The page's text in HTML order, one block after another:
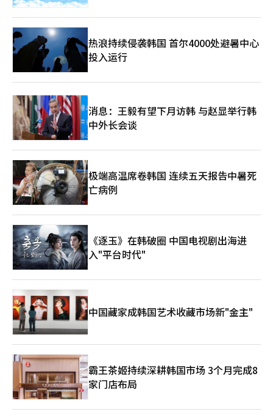
热浪持续侵袭韩国 首尔4000处避暑中心
投入运行
消息：王毅有望下月访韩 与赵显举行韩
中外长会谈
极端高温席卷韩国 连续五天报告中暑死
亡病例
《逐玉》在韩破圈 中国电视剧出海进
入"平台时代"
中国藏家成韩国艺术收藏市场新"金主"
霸王茶姬持续深耕韩国市场 3个月完成8
家门店布局